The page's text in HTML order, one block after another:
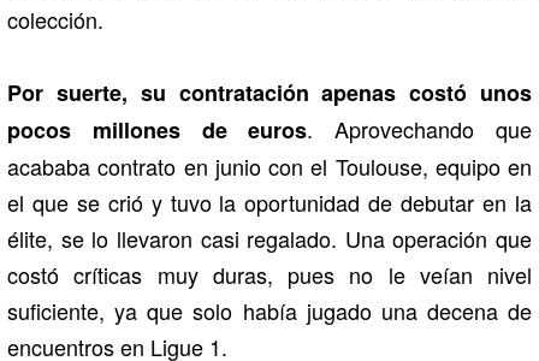
colección.
Por suerte, su contratación apenas costó unos
pocos millones de euros. Aprovechando que
acababa contrato en junio con el Toulouse, equipo en
el que se crió y tuvo la oportunidad de debutar en la
élite, se lo llevaron casi regalado. Una operación que
costó críticas muy duras, pues no le veían nivel
suficiente, ya que solo había jugado una decena de
encuentros en Ligue 1.